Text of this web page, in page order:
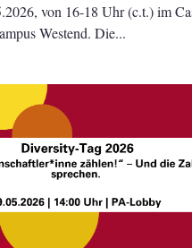
von 16-18 Uhr (c.t.) im
Westend. Die